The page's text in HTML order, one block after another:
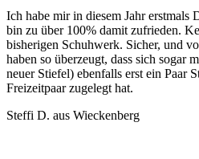
Ich habe mir in diesem Jahr erstmals
bin zu über 100% damit zufrieden.
bisherigen Schuhwerk. Sicher, und
haben so überzeugt, dass sich sogar
neuer Stiefel) ebenfalls erst ein Paar
Freizeitpaar zugelegt hat.
Steffi D. aus Wieckenberg